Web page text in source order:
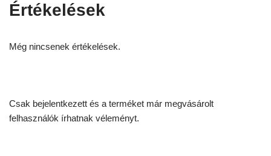
Értékelések
Még nincsenek értékelések.
Csak bejelentkezett és a terméket már megvásárolt
felhasználók írhatnak véleményt.